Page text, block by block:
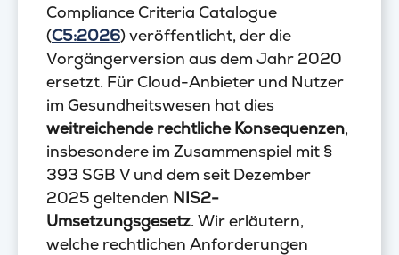
Compliance Criteria Catalogue
(C5:2026) veröffentlicht, der die
Vorgängerversion aus dem Jahr 2020
ersetzt. Für Cloud-Anbieter und Nutzer
im Gesundheitswesen hat dies
weitreichende rechtliche Konsequenzen,
insbesondere im Zusammenspiel mit §
393 SGB V und dem seit Dezember
2025 geltenden NIS2-
Umsetzungsgesetz. Wir erläutern,
welche rechtlichen Anforderungen